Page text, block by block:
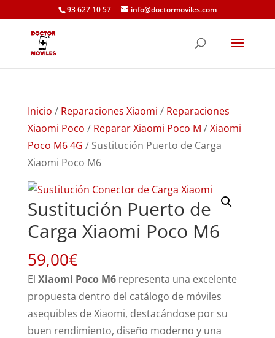
93 627 10 57 info@doctormoviles.com
Inicio / Reparaciones Xiaomi / Reparaciones
Xiaomi Poco / Reparar Xiaomi Poco M /Xiaomi
Poco M6 4G / Sustitución Puerto de Carga
Xiaomi Poco M6
Sustitución Puerto de
Carga Xiaomi Poco M6
59,00€
El Xiaomi Poco M6representa una excelente
propuesta dentro del catálogo de móviles
asequibles de Xiaomi, destacándose por su
buen rendimiento, diseño moderno y una